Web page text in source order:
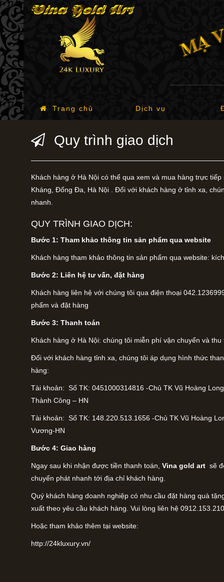
Trang chủ Dịch vụ
Quy trình giao dịch
Khách hàng ở Hà Nội có thể qua xem và mua hàng trực
Kháng, Đống Đa, Hà Nội . Đối với khách hàng ở tỉnh xa,
nhanh.
QUY TRÌNH GIAO DỊCH:
Bước 1: Tham khảo thông tin sản phẩm qua website
Khách hàng tham khảo thông tin sản phẩm qua website:
Bước 2: Liên hệ tư vấn, đặt hàng
Khách hàng liên hệ với chúng tôi qua điện thoại
phẩm và đặt hàng
Bước 3: Thanh toán
Khách hàng ở Hà Nội: chúng tôi miễn phí vận chuyển và thu
Đối với khách hàng tỉnh xa, chúng tôi áp dụng hình thức
hàng:
Tài khoản: Số TK: 0451000314816 -Chủ TK Vũ Hoàng
Thành Công – HN
Tài khoản: Số TK: 148.220.513.1656 -Chủ TK Vũ Hoàng
Vương-HN
Bước 4: Giao hàng
Ngay sau khi nhận được tiền thanh toán, Vina gold art sẽ
chuyển phát nhanh tới địa chỉ khách hàng.
Quý khách hàng doanh nghiệp có nhu cầu đặt hàng quà
xuất theo yêu cầu khách hàng. Vui lòng liên hệ
Hoặc tham khảo thêm tại website:
http://24kluxury.vn/